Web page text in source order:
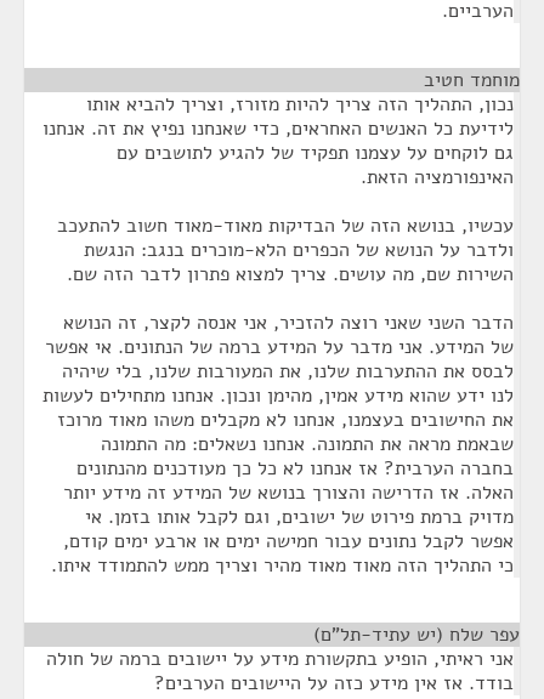
הערביים.
מוחמד חטיב
נכון, התהליך הזה צריך להיות מזורז, וצריך להביא אותו
לידיעת כל האנשים האחראים, כדי שאנחנו נפיץ את זה. אנחנו
גם לוקחים על עצמנו תפקיד של להגיע לתושבים עם
האינפורמציה הזאת.
עכשיו, בנושא הזה של הבדיקות מאוד-מאוד חשוב להתעכב
ולדבר על הנושא של הכפרים הלא-מוכרים בנגב: הנגשת
השירות שם, מה עושים. צריך למצוא פתרון לדבר הזה שם.
הדבר השני שאני רוצה להזכיר, אני אנסה לקצר, זה הנושא
של המידע. אני מדבר על המידע ברמה של הנתונים. אי אפשר
לבסס את ההתערבות שלנו, את המעורבות שלנו, בלי שיהיה
לנו ידע שהוא מידע אמין, מהימן ונכון. אנחנו מתחילים לעשות
את החישובים בעצמנו, אנחנו לא מקבלים משהו מאוד מרוכז
שבאמת מראה את התמונה. אנחנו נשאלים: מה התמונה
בחברה הערבית? אז אנחנו לא כל כך מעודכנים מהנתונים
האלה. אז הדרישה והצורך בנושא של המידע זה מידע יותר
מדויק ברמת פירוט של ישובים, וגם לקבל אותו בזמן. אי
אפשר לקבל נתונים עבור חמישה ימים או ארבע ימים קודם,
כי התהליך הזה מאוד מאוד מהיר וצריך ממש להתמודד איתו.
עפר שלח (יש עתיד-תל"ם)
אני ראיתי, הופיע בתקשורת מידע על יישובים ברמה של חולה
בודד. אז אין מידע כזה על היישובים הערבים?